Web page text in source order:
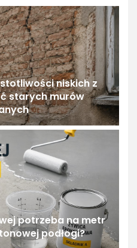
niskich z
starych murów
potrzeba na metr
podłogi?